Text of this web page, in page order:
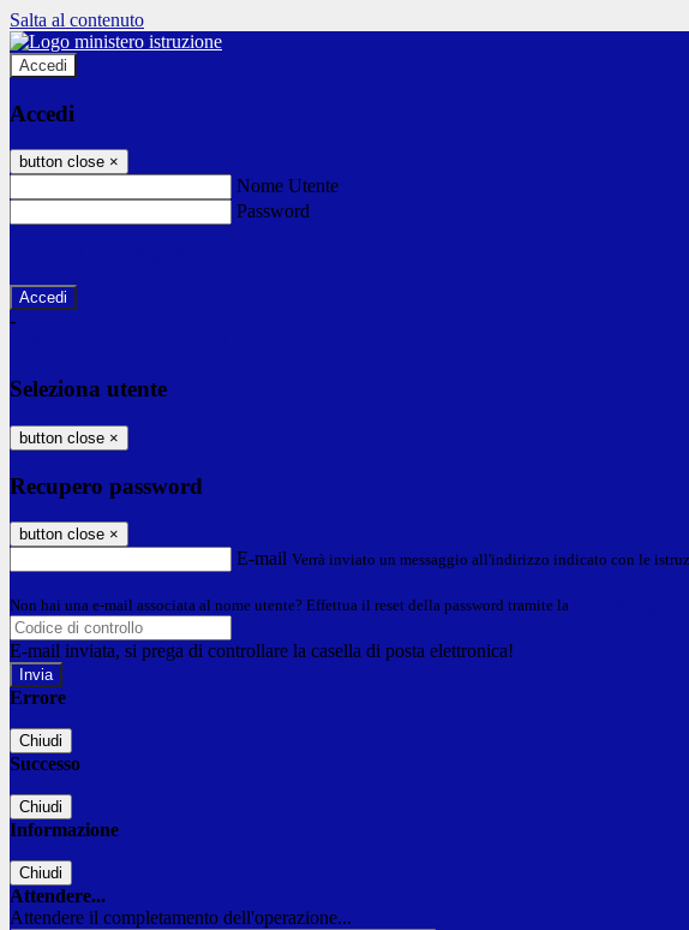
Salta al contenuto
Accedi
Accedi
button close ×
Nome Utente
Password
-
Seleziona utente
button close ×
Recupero password
button close ×
E-mail Verrà inviato un messaggio all'indirizzo indicato con le
Non hai una e-mail associata al nome utente? Effettua il reset della password tramite la
E-mail inviata, si prega di controllare la casella di posta elettronica!
Errore
Chiudi
Successo
Chiudi
Informazione
Chiudi
Attendere...
Attendere il completamento dell'operazione...